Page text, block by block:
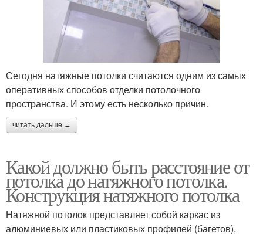
Сегодня натяжные потолки считаются одним из самых
оперативных способов отделки потолочного
пространства. И этому есть несколько причин.
читать дальше →
Какой должно быть расстояние от
потолка до натяжного потолка.
Конструкция натяжного потолка
Натяжной потолок представляет собой каркас из
алюминиевых или пластиковых профилей (багетов),